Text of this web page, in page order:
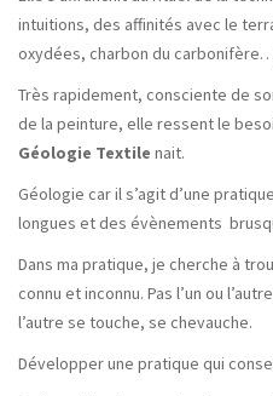
intuitions, des affinités avec le
oxydées, charbon du
Très rapidement, consciente de
de la peinture, elle ressent le
Géologie Textile nait.
Géologie car il s’agit d’une
longues et des évènements
Dans ma pratique, je cherche à
connu et inconnu. Pas l’un ou
l’autre se touche, se chevauche.
Développer une pratique qui